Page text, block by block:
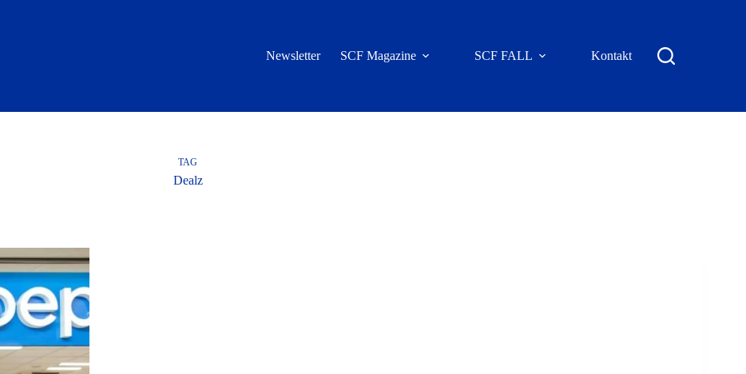
Newsletter SCF Magazine SCF FALL Kontakt
TAG
Dealz